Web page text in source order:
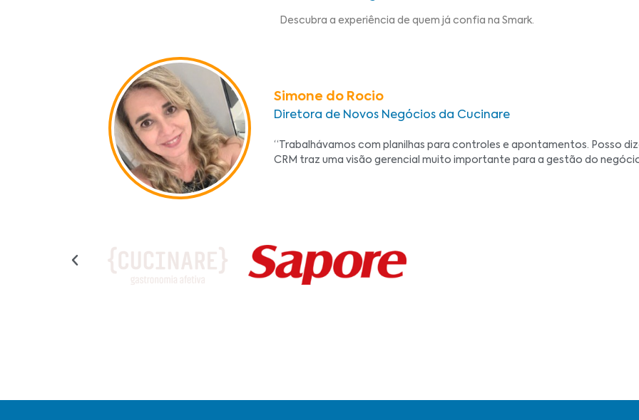
Descubra a experiência de quem já confia na Smark.
Simone do Rocio
Diretora de Novos Negócios da Cucinare
“Trabalhávamos com planilhas para controles e apontamentos. Posso
CRM traz uma visão gerencial muito importante para a gestão do